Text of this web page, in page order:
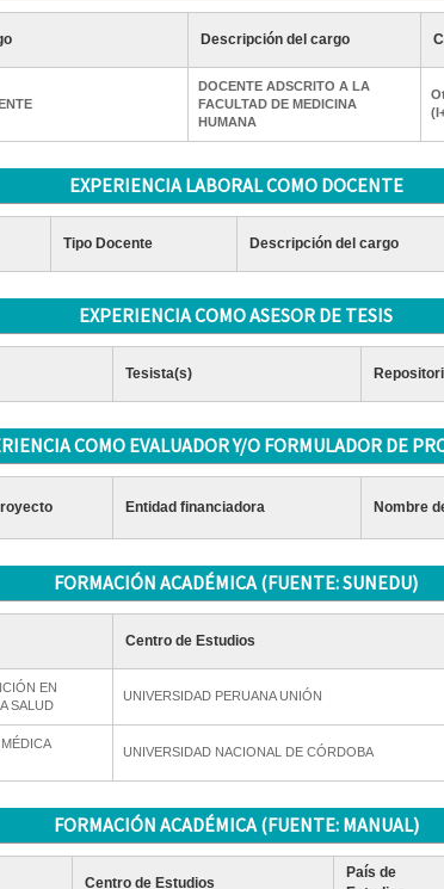
Descripción del cargo
DOCENTE ADSCRITO A LA
FACULTAD DE MEDICINA
HUMANA
EXPERIENCIA LABORAL COMO DOCENTE
Tipo Docente Descripción del cargo
EXPERIENCIA COMO ASESOR DE TESIS
Tesista(s)
COMO EVALUADOR Y/O FORMULADOR DE
Entidad financiadora Nombre
FORMACIÓN ACADÉMICA (FUENTE: SUNEDU)
Centro de Estudios
EN
SALUD
UNIVERSIDAD PERUANA UNIÓN
UNIVERSIDAD NACIONAL DE CÓRDOBA
FORMACIÓN ACADÉMICA (FUENTE: MANUAL)
Centro de Estudios
País de